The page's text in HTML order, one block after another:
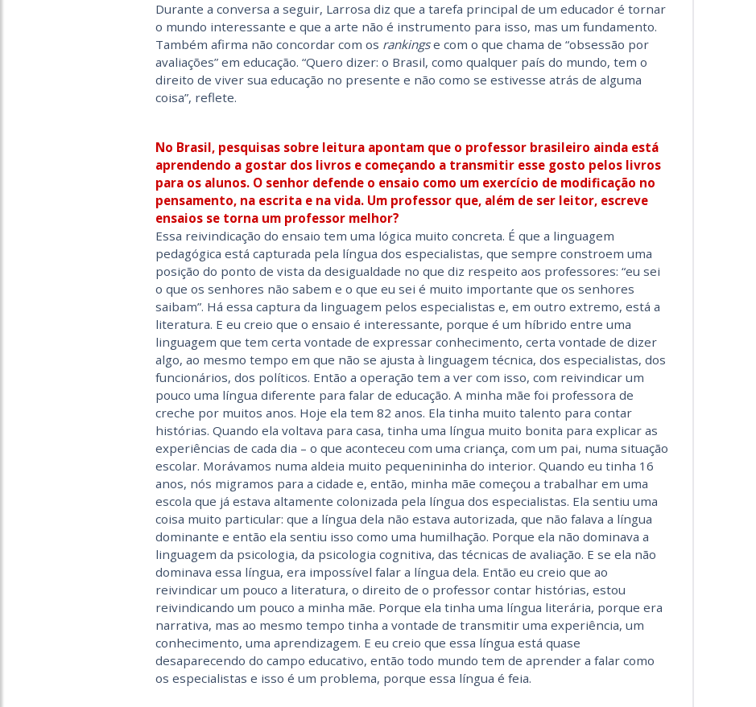
Durante a conversa a seguir, Larrosa diz que a tarefa principal de um educador é tornar
o mundo interessante e que a arte não é instrumento para isso, mas um fundamento.
Também afirma não concordar com os rankingse com o que chama de “obsessão por
avaliações” em educação. “Quero dizer: o Brasil, como qualquer país do mundo, tem o
direito de viver sua educação no presente e não como se estivesse atrás de alguma
coisa”, reflete.
No Brasil, pesquisas sobre leitura apontam que o professor brasileiro ainda está
aprendendo a gostar dos livros e começando a transmitir esse gosto pelos livros
para os alunos. O senhor defende o ensaio como um exercício de modificação no
pensamento, na escrita e na vida. Um professor que, além de ser leitor, escreve
ensaios se torna um professor melhor?
Essa reivindicação do ensaio tem uma lógica muito concreta. É que a linguagem
pedagógica está capturada pela língua dos especialistas, que sempre constroem uma
posição do ponto de vista da desigualdade no que diz respeito aos professores: “eu sei
o que os senhores não sabem e o que eu sei é muito importante que os senhores
saibam”. Há essa captura da linguagem pelos especialistas e, em outro extremo, está a
literatura. E eu creio que o ensaio é interessante, porque é um híbrido entre uma
linguagem que tem certa vontade de expressar conhecimento, certa vontade de dizer
algo, ao mesmo tempo em que não se ajusta à linguagem técnica, dos especialistas, dos
funcionários, dos políticos. Então a operação tem a ver com isso, com reivindicar um
pouco uma língua diferente para falar de educação. A minha mãe foi professora de
creche por muitos anos. Hoje ela tem 82 anos. Ela tinha muito talento para contar
histórias. Quando ela voltava para casa, tinha uma língua muito bonita para explicar as
experiências de cada dia – o que aconteceu com uma criança, com um pai, numa situação
escolar. Morávamos numa aldeia muito pequenininha do interior. Quando eu tinha 16
anos, nós migramos para a cidade e, então, minha mãe começou a trabalhar em uma
escola que já estava altamente colonizada pela língua dos especialistas. Ela sentiu uma
coisa muito particular: que a língua dela não estava autorizada, que não falava a língua
dominante e então ela sentiu isso como uma humilhação. Porque ela não dominava a
linguagem da psicologia, da psicologia cognitiva, das técnicas de avaliação. E se ela não
dominava essa língua, era impossível falar a língua dela. Então eu creio que ao
reivindicar um pouco a literatura, o direito de o professor contar histórias, estou
reivindicando um pouco a minha mãe. Porque ela tinha uma língua literária, porque era
narrativa, mas ao mesmo tempo tinha a vontade de transmitir uma experiência, um
conhecimento, uma aprendizagem. E eu creio que essa língua está quase
desaparecendo do campo educativo, então todo mundo tem de aprender a falar como
os especialistas e isso é um problema, porque essa língua é feia.